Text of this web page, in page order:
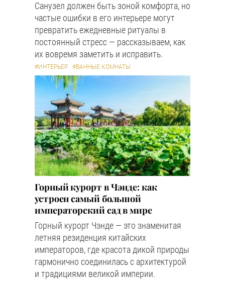
Санузел должен быть зоной комфорта, но
частые ошибки в его интерьере могут
превратить ежедневные ритуалы в
постоянный стресс — рассказываем, как
их вовремя заметить и исправить.
#ИНТЕРЬЕР #ВАННЫЕ КОМНАТЫ
Горный курорт в Чэнде: как
устроен самый большой
императорский сад в мире
Горный курорт Чэнде — это знаменитая
летняя резиденция китайских
императоров, где красота дикой природы
гармонично соединилась с архитектурой
и традициями великой империи.